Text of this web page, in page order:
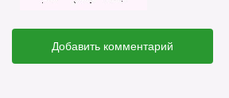
Добавить комментарий